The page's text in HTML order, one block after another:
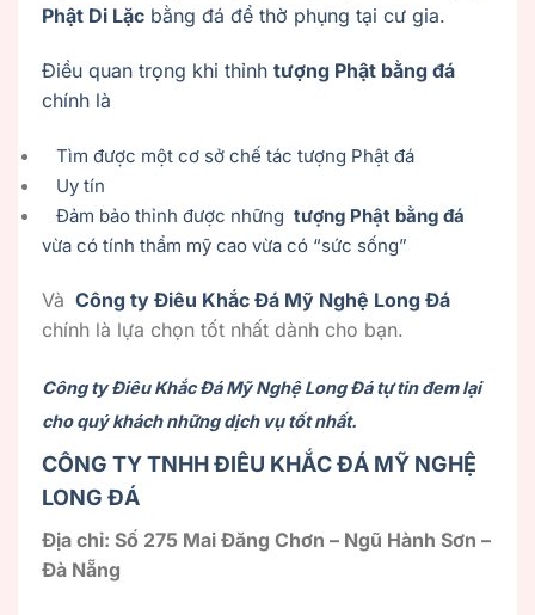
Phật Di Lặc bằng đá để thờ phụng tại cư gia.
Điều quan trọng khi thỉnh tượng Phật bằng đá
chính là
Tìm được một cơ sở chế tác tượng Phật đá
Uy tín
Đảm bảo thỉnh được những tượng Phật bằng đá
vừa có tính thẩm mỹ cao vừa có “sức sống”
Và Công ty Điêu Khắc Đá Mỹ Nghệ Long Đá
chính là lựa chọn tốt nhất dành cho bạn.
Công ty Điêu Khắc Đá Mỹ Nghệ Long Đá tự tin đem lại
cho quý khách những dịch vụ tốt nhất.
CÔNG TY TNHH ĐIÊU KHẮC ĐÁ MỸ NGHỆ
LONG ĐÁ
Địa chỉ: Số 275 Mai Đăng Chơn – Ngũ Hành Sơn –
Đà Nẵng